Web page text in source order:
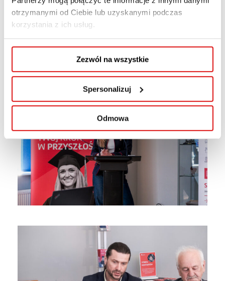
otrzymanymi od Ciebie lub uzyskanymi podczas
korzystania z ich usług.
Zezwól na wszystkie
Spersonalizuj
Odmowa